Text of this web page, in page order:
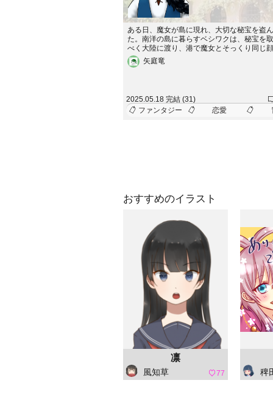
ある日、魔女が島に現れ、大切な秘宝を盗
た。南洋の島に暮らすベシワクは、秘宝を
べく大陸に渡り、港で魔女とそっくり同じ
女に出会う。思わず斬りかかるも、彼女は
人のようで・・・。
矢庭竜
2025.05.18 完結 (31)
ファンタジー
恋愛
おすすめのイラスト
凛
風知草 77 稗田 阿